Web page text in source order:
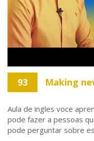
93 Making
Aula de ingles voce
pode fazer a pessoas
pode perguntar sobre